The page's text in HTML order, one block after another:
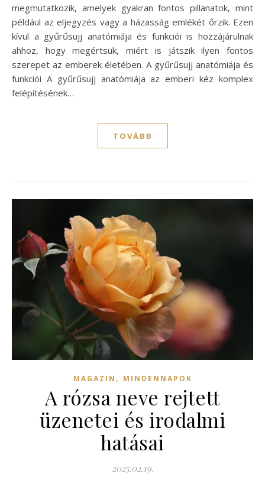
megmutatkozik, amelyek gyakran fontos pillanatok, mint
például az eljegyzés vagy a házasság emlékét őrzik. Ezen
kívül a gyűrűsujj anatómiája és funkciói is hozzájárulnak
ahhoz, hogy megértsük, miért is játszik ilyen fontos
szerepet az emberek életében. A gyűrűsujj anatómiája és
funkciói A gyűrűsujj anatómiája az emberi kéz komplex
felépítésének…
TOVÁBB
MAGAZIN , MINDENNAPOK
A rózsa neve rejtett
üzenetei és irodalmi
hatásai
2025.02.19.